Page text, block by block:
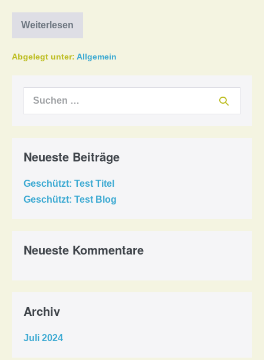
Weiterlesen
Geschützt:
Abgelegt unter: Allgemein
Suchen
Neueste Beiträge
Geschützt: Test Titel
Geschützt: Test Blog
Neueste Kommentare
Archiv
Juli 2024